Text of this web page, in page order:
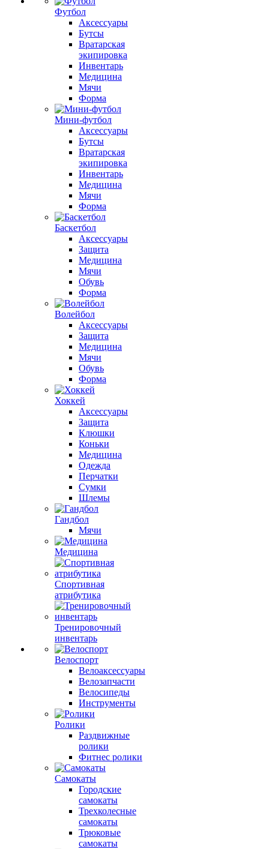
Футбол
Аксессуары
Бутсы
Вратарская
экипировка
Инвентарь
Медицина
Мячи
Форма
Мини-футбол
Аксессуары
Бутсы
Вратарская
экипировка
Инвентарь
Медицина
Мячи
Форма
Баскетбол
Аксессуары
Защита
Медицина
Мячи
Обувь
Форма
Волейбол
Аксессуары
Защита
Медицина
Мячи
Обувь
Форма
Хоккей
Аксессуары
Защита
Клюшки
Коньки
Медицина
Одежда
Перчатки
Сумки
Шлемы
Гандбол
Мячи
Медицина
Спортивная
атрибутика
Тренировочный
инвентарь
Велоспорт
Велоаксессуары
Велозапчасти
Велосипеды
Инструменты
Ролики
Раздвижные
ролики
Фитнес ролики
Самокаты
Городские
самокаты
Трехколесные
самокаты
Трюковые
самокаты